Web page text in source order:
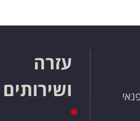
עזרה
ושירותים